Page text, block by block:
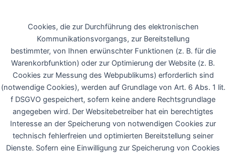
Cookies, die zur Durchführung des elektronischen
Kommunikationsvorgangs, zur Bereitstellung
bestimmter, von Ihnen erwünschter Funktionen (z. B. für die
Warenkorbfunktion) oder zur Optimierung der Website (z. B.
Cookies zur Messung des Webpublikums) erforderlich sind
(notwendige Cookies), werden auf Grundlage von Art. 6 Abs. 1 lit.
f DSGVO gespeichert, sofern keine andere Rechtsgrundlage
angegeben wird. Der Websitebetreiber hat ein berechtigtes
Interesse an der Speicherung von notwendigen Cookies zur
technisch fehlerfreien und optimierten Bereitstellung seiner
Dienste. Sofern eine Einwilligung zur Speicherung von Cookies